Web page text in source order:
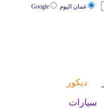
عمان اليوم Google
ديكور
سيارات